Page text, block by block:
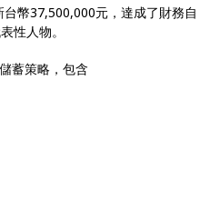
幣37,500,000元，達成了財務自
性人物。
蓄策略，包含